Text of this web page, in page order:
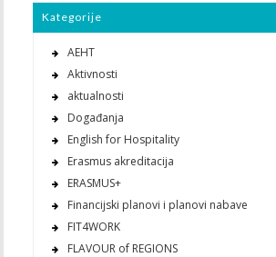
Kategorije
AEHT
Aktivnosti
aktualnosti
Događanja
English for Hospitality
Erasmus akreditacija
ERASMUS+
Financijski planovi i planovi nabave
FIT4WORK
FLAVOUR of REGIONS